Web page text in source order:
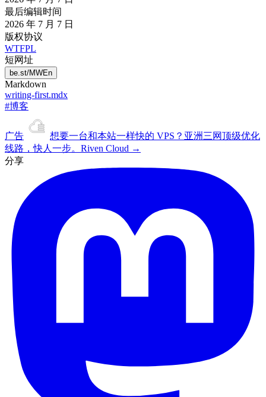
最后编辑时间
2026 年 7 月 7 日
版权协议
WTFPL
短网址
be.st/MWEn
Markdown
writing-first.mdx
#博客
广告 想要一台和本站一样快的 VPS？ 亚洲三网顶级优化
线路，快人一步。 Riven Cloud →
分享